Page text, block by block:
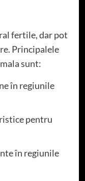
fertile, dar pot
Principalele
sunt:
în regiunile
pentru
în regiunile